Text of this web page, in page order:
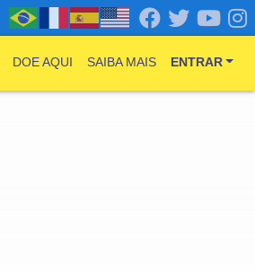
DOE AQUI SAIBA MAIS ENTRAR